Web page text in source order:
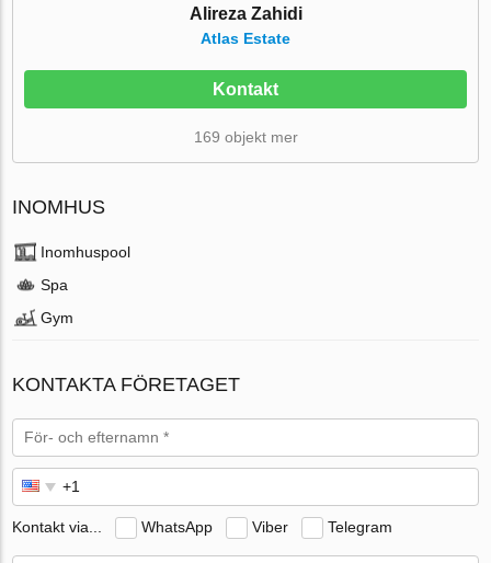
Alireza Zahidi
Atlas Estate
Kontakt
169 objekt mer
INOMHUS
Inomhuspool
Spa
Gym
KONTAKTA FÖRETAGET
Kontakt via... WhatsApp Viber Telegram